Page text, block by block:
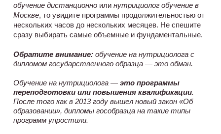
обучение дистанционно или нутрициолог обучение в
Москве, то увидите программы продолжительностью от
нескольких часов до нескольких месяцев. Не спешите
сразу выбирать самые объемные и фундаментальные.
Обратите внимание:обучение на нутрициолога с
дипломом государственного образца — это обман.
Обучение на нутрициолога — это программы
переподготовки или повышения квалификации.
После того как в 2013 году вышел новый закон «Об
образовании», дипломы гособразца на такие типы
программ упростили.